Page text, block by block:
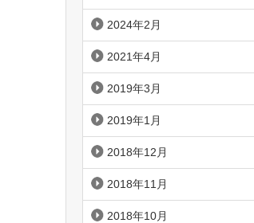
2024年2月
2021年4月
2019年3月
2019年1月
2018年12月
2018年11月
2018年10月